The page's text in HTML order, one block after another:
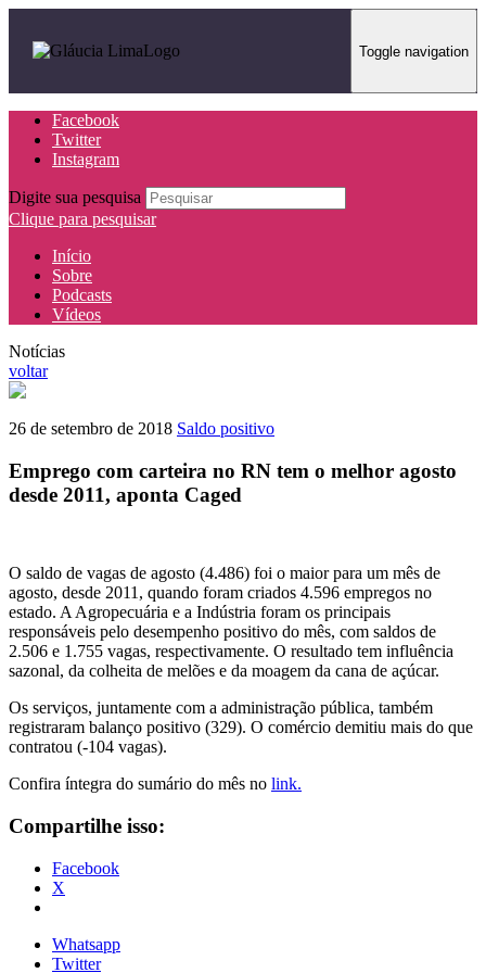
Toggle navigation
Facebook
Twitter
Instagram
Digite sua pesquisa
Clique para pesquisar
Início
Sobre
Podcasts
Vídeos
Notícias
voltar
26 de setembro de 2018 Saldo positivo
Emprego com carteira no RN tem o melhor agosto
desde 2011, aponta Caged
O saldo de vagas de agosto (4.486) foi o maior para um mês de
agosto, desde 2011, quando foram criados 4.596 empregos no
estado. A Agropecuária e a Indústria foram os principais
responsáveis pelo desempenho positivo do mês, com saldos de
2.506 e 1.755 vagas, respectivamente. O resultado tem influência
sazonal, da colheita de melões e da moagem da cana de açúcar.
Os serviços, juntamente com a administração pública, também
registraram balanço positivo (329). O comércio demitiu mais do que
contratou (-104 vagas).
Confira íntegra do sumário do mês no link.
Compartilhe isso:
Facebook
X
Whatsapp
Twitter